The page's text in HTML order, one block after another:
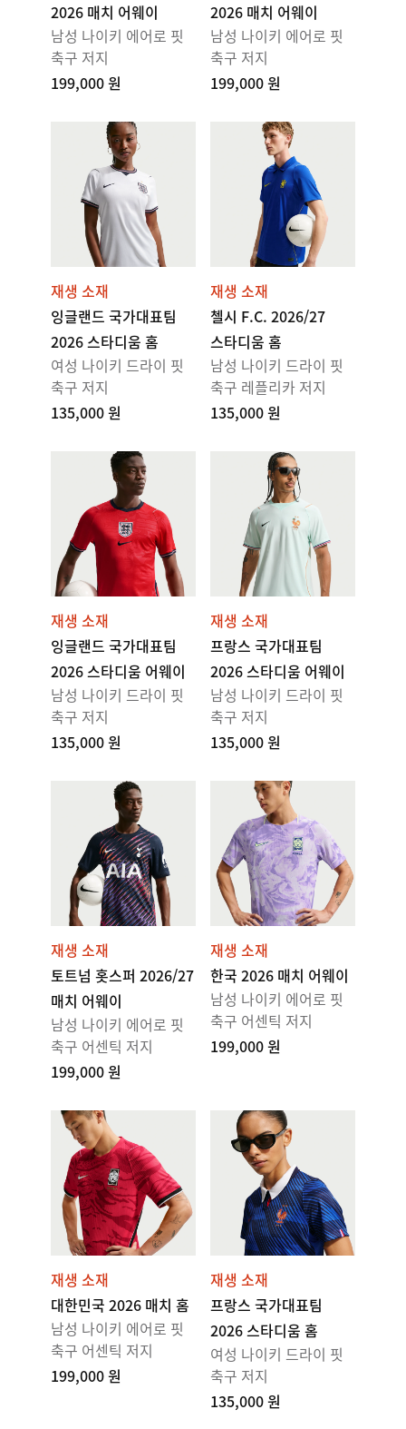
2026 매치 어웨이
남성 나이키 에어로 핏
축구 저지
199,000 원
2026 매치 어웨이
남성 나이키 에어로 핏
축구 저지
199,000 원
재생 소재
잉글랜드 국가대표팀
2026 스타디움 홈
여성 나이키 드라이 핏
축구 저지
135,000 원
재생 소재
첼시 F.C. 2026/27
스타디움 홈
남성 나이키 드라이 핏
축구 레플리카 저지
135,000 원
재생 소재
잉글랜드 국가대표팀
2026 스타디움 어웨이
남성 나이키 드라이 핏
축구 저지
135,000 원
재생 소재
프랑스 국가대표팀
2026 스타디움 어웨이
남성 나이키 드라이 핏
축구 저지
135,000 원
재생 소재
토트넘 홋스퍼 2026/27
매치 어웨이
남성 나이키 에어로 핏
축구 어센틱 저지
199,000 원
재생 소재
한국 2026 매치 어웨이
남성 나이키 에어로 핏
축구 어센틱 저지
199,000 원
재생 소재
대한민국 2026 매치 홈
남성 나이키 에어로 핏
축구 어센틱 저지
199,000 원
재생 소재
프랑스 국가대표팀
2026 스타디움 홈
여성 나이키 드라이 핏
축구 저지
135,000 원